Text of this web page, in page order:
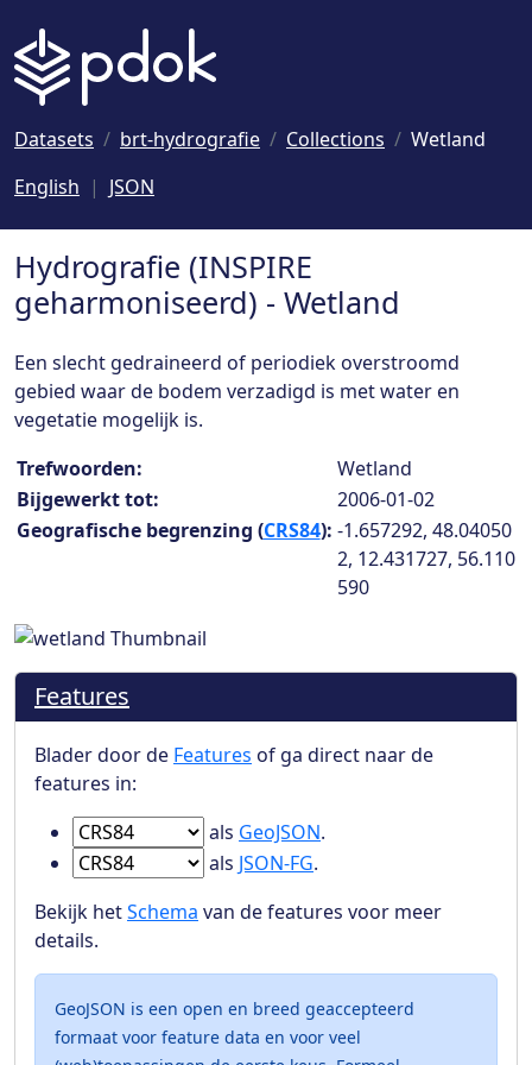
Datasets brt-hydrografie Collections
Wetland
English
JSON
Hydrografie (INSPIRE
geharmoniseerd) - Wetland
Een slecht gedraineerd of periodiek overstroomd
gebied waar de bodem verzadigd is met water en
vegetatie mogelijk is.
Collection details
Trefwoorden:
Wetland
Bijgewerkt tot:
2006-01-02
Geografische begrenzing (CRS84): -1.657292, 48.04050
2, 12.431727, 56.110
590
Features
Blader door de Features of ga direct naar de
features in:
Ga naar Features in
als GeoJSON.
Ga naar Features in
als JSON-FG.
Bekijk hetSchema van de features voor meer
details.
GeoJSON is een open en breed geaccepteerd
formaat voor feature data en voor veel